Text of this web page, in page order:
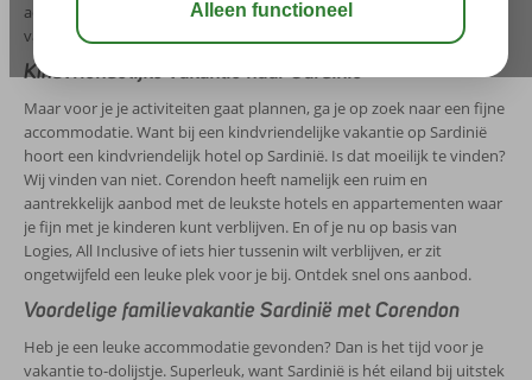
activiteiten. Pak dus snel je koffer en kijk uit naar een flinke dosis
vakantiepret.
Kindvriendelijke vakantie naar Sardinië
Maar voor je je activiteiten gaat plannen, ga je op zoek naar een fijne
accommodatie. Want bij een kindvriendelijke vakantie op Sardinië
hoort een kindvriendelijk hotel op Sardinië. Is dat moeilijk te vinden?
Wij vinden van niet. Corendon heeft namelijk een ruim en
aantrekkelijk aanbod met de leukste hotels en appartementen waar
je fijn met je kinderen kunt verblijven. En of je nu op basis van
Logies, All Inclusive of iets hier tussenin wilt verblijven, er zit
ongetwijfeld een leuke plek voor je bij. Ontdek snel ons aanbod.
Voordelige familievakantie Sardinië met Corendon
Heb je een leuke accommodatie gevonden? Dan is het tijd voor je
vakantie to-dolijstje. Superleuk, want Sardinië is hét eiland bij uitstek